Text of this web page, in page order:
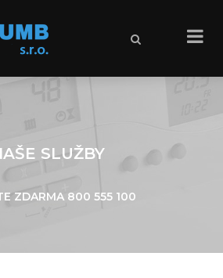
X
SLUŽBY
ZDARMA 800 555 100